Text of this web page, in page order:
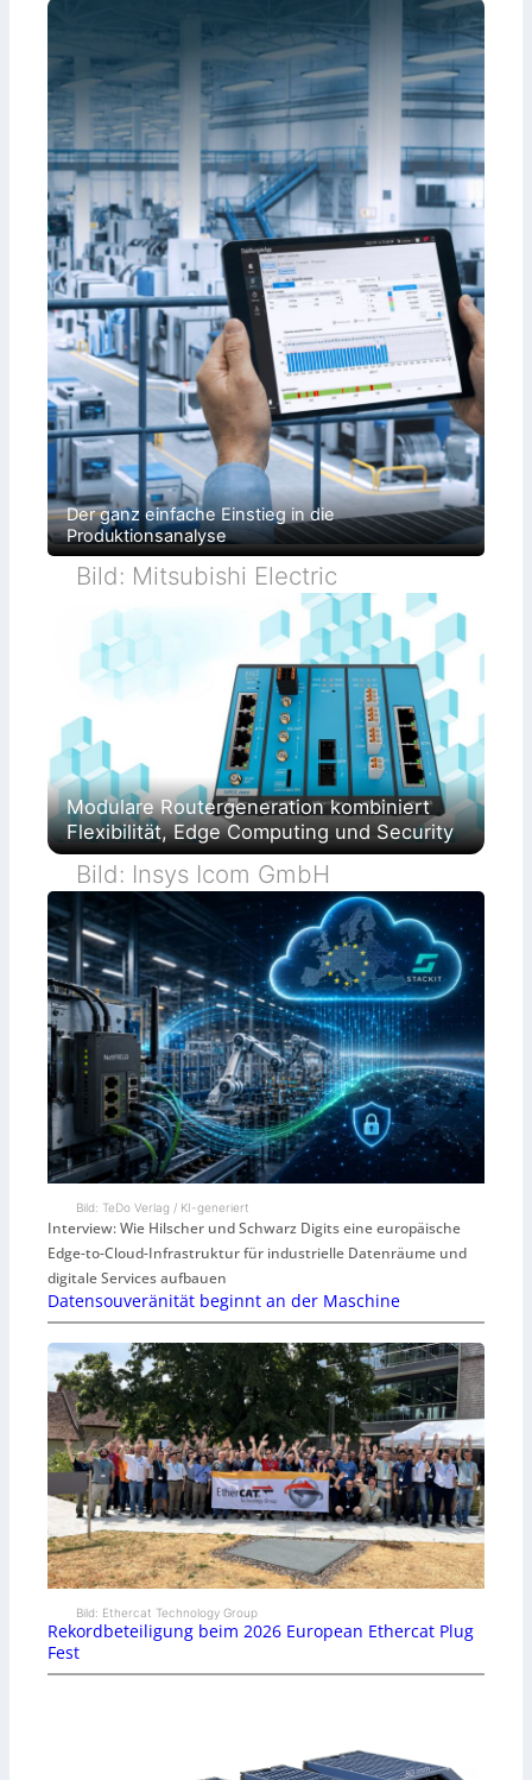
Der ganz einfache Einstieg in die
Produktionsanalyse
Bild: Mitsubishi Electric
Modulare Routergeneration kombiniert
Flexibilität, Edge Computing und Security
Bild: Insys Icom GmbH
Bild: TeDo Verlag / KI-generiert
Interview: Wie Hilscher und Schwarz Digits eine europäische
Edge-to-Cloud-Infrastruktur für industrielle Datenräume und
digitale Services aufbauen
Datensouveränität beginnt an der Maschine
Bild: Ethercat Technology Group
Rekordbeteiligung beim 2026 European Ethercat Plug
Fest